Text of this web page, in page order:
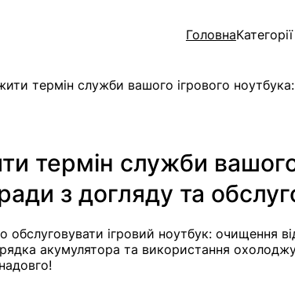
Головна
термін служби вашого ігрового
термін служби вашого
з догляду та
обслуговувати ігровий ноутбук: очищення
акумулятора та використання